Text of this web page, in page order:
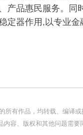
产品惠民服务。
定器作用,以专业
所有作品，均转载、编译
容、版权和其他问题需